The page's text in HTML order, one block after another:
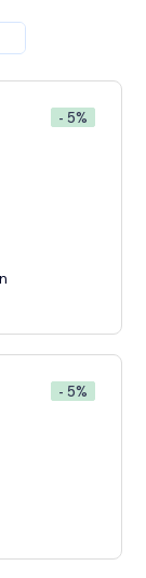
- 5%
- 5%